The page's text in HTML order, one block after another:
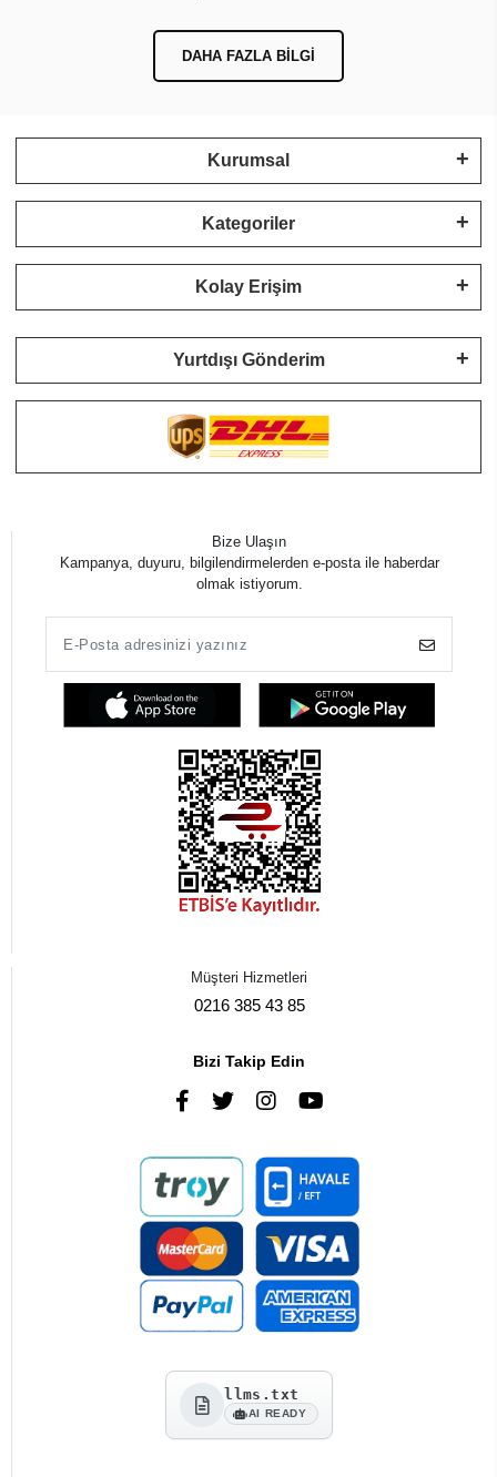
DAHA FAZLA BILGI
Kurumsal
Kategoriler
Kolay Erişim
Yurtdışı Gönderim
Bize Ulaşın
Kampanya, duyuru, bilgilendirmelerden e-posta ile haberdar
olmak istiyorum.
Müşteri Hizmetleri
0216 385 43 85
Bizi Takip Edin
llms.txt
AI READY